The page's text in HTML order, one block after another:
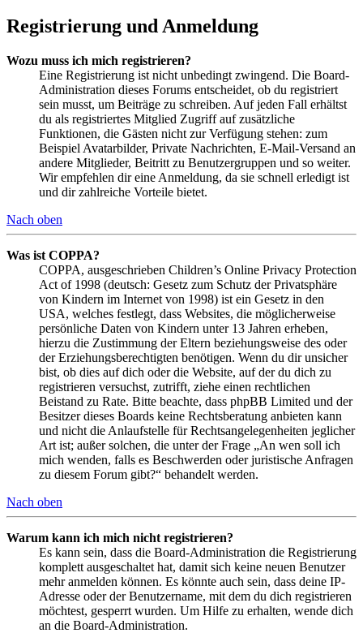
Registrierung und Anmeldung
Wozu muss ich mich registrieren?
Eine Registrierung ist nicht unbedingt zwingend. Die Board-
Administration dieses Forums entscheidet, ob du registriert
sein musst, um Beiträge zu schreiben. Auf jeden Fall erhältst
du als registriertes Mitglied Zugriff auf zusätzliche
Funktionen, die Gästen nicht zur Verfügung stehen: zum
Beispiel Avatarbilder, Private Nachrichten, E-Mail-Versand an
andere Mitglieder, Beitritt zu Benutzergruppen und so weiter.
Wir empfehlen dir eine Anmeldung, da sie schnell erledigt ist
und dir zahlreiche Vorteile bietet.
Nach oben
Was ist COPPA?
COPPA, ausgeschrieben Children’s Online Privacy Protection
Act of 1998 (deutsch: Gesetz zum Schutz der Privatsphäre
von Kindern im Internet von 1998) ist ein Gesetz in den
USA, welches festlegt, dass Websites, die möglicherweise
persönliche Daten von Kindern unter 13 Jahren erheben,
hierzu die Zustimmung der Eltern beziehungsweise des oder
der Erziehungsberechtigten benötigen. Wenn du dir unsicher
bist, ob dies auf dich oder die Website, auf der du dich zu
registrieren versuchst, zutrifft, ziehe einen rechtlichen
Beistand zu Rate. Bitte beachte, dass phpBB Limited und der
Besitzer dieses Boards keine Rechtsberatung anbieten kann
und nicht die Anlaufstelle für Rechtsangelegenheiten jeglicher
Art ist; außer solchen, die unter der Frage „An wen soll ich
mich wenden, falls es Beschwerden oder juristische Anfragen
zu diesem Forum gibt?“ behandelt werden.
Nach oben
Warum kann ich mich nicht registrieren?
Es kann sein, dass die Board-Administration die Registrierung
komplett ausgeschaltet hat, damit sich keine neuen Benutzer
mehr anmelden können. Es könnte auch sein, dass deine IP-
Adresse oder der Benutzername, mit dem du dich registrieren
möchtest, gesperrt wurden. Um Hilfe zu erhalten, wende dich
an die Board-Administration.